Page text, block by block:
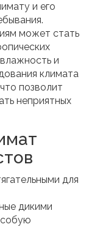
и его
может стать
и
климата
позволит
неприятных
для
дикими